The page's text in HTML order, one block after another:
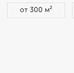
от 300 м²